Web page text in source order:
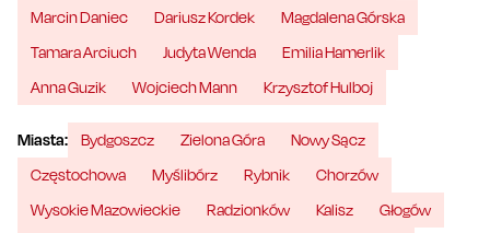
Marcin Daniec
Dariusz Kordek
Magdalena Górska
Tamara Arciuch
Judyta Wenda
Emilia Hamerlik
Anna Guzik
Wojciech Mann Krzysztof Hulboj
Miasta: Bydgoszcz Zielona Góra
Nowy Sącz
Częstochowa
Myślibórz Rybnik
Chorzów
Wysokie Mazowieckie
Radzionków Kalisz
Głogów